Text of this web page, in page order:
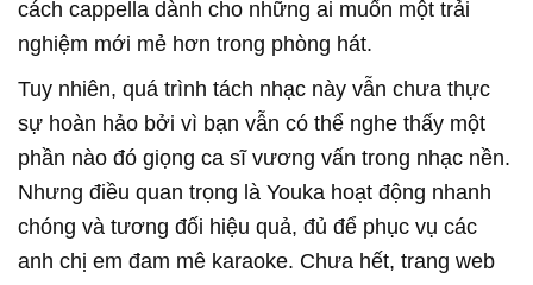
cách cappella dành cho những ai muốn một trải
nghiệm mới mẻ hơn trong phòng hát.
Tuy nhiên, quá trình tách nhạc này vẫn chưa thực
sự hoàn hảo bởi vì bạn vẫn có thể nghe thấy một
phần nào đó giọng ca sĩ vương vấn trong nhạc nền.
Nhưng điều quan trọng là Youka hoạt động nhanh
chóng và tương đối hiệu quả, đủ để phục vụ các
anh chị em đam mê karaoke. Chưa hết, trang web